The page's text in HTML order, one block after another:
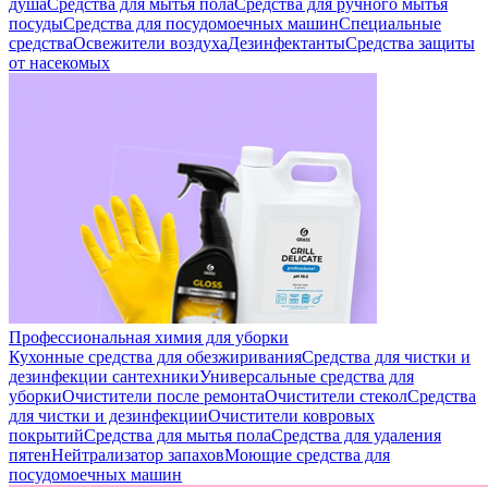
душаСредства для мытья полаСредства для ручного мытья
посудыСредства для посудомоечных машинСпециальные
средстваОсвежители воздухаДезинфектантыСредства защиты
от насекомых
Профессиональная химия для уборки
Кухонные средства для обезжириванияСредства для чистки и
дезинфекции сантехникиУниверсальные средства для
уборкиОчистители после ремонтаОчистители стеколСредства
для чистки и дезинфекцииОчистители ковровых
покрытийСредства для мытья полаСредства для удаления
пятенНейтрализатор запаховМоющие средства для
посудомоечных машин